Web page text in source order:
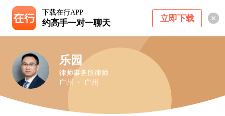
下载在行APP
约高手一对一聊天 立即下载
乐园
律师事务所律师
广州 ・ 广州